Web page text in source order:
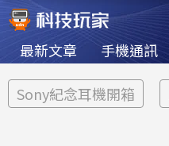
最新文章 手機通訊
Sony紀念耳機開箱